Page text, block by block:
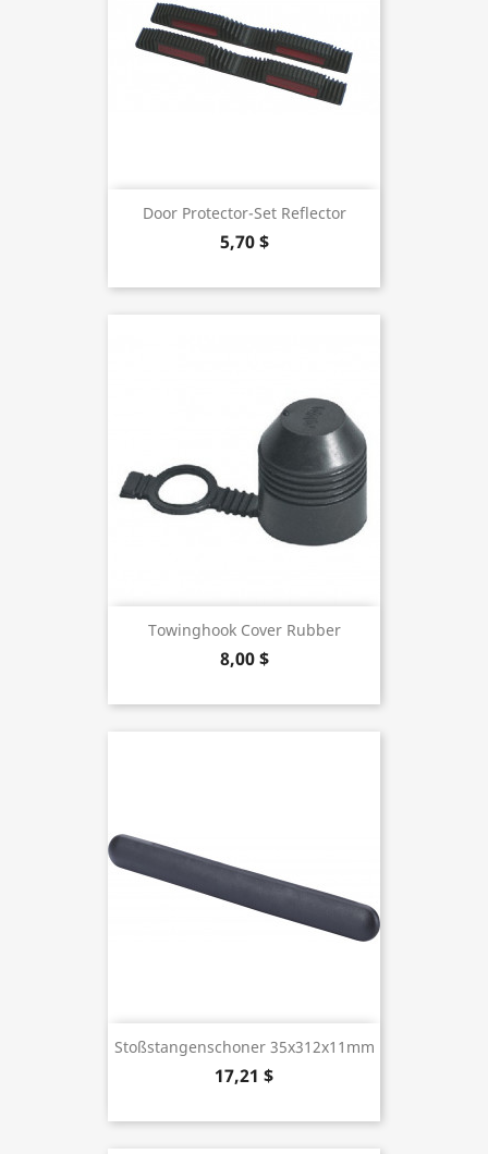
Door Protector-Set Reflector
5,70 $
Towinghook Cover Rubber
8,00 $
Stoßstangenschoner 35x312x11mm
17,21 $